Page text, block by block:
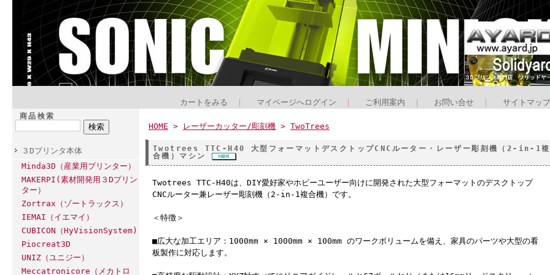
カートをみる マイページへログイン ご利用案内 お問い合せ サイトマップ
商品検索
３Dプリンタ本体
Minda3D（産業用プリンター）
MAKERPI(素材開発用３Dプリン
ター）
Zortrax（ゾートラックス）
IEMAI（イエマイ）
CUBICON（HyVisionSystem)
Piocreat3D
UNIZ（ユニジー）
Meccatronicore（メカトロ
HOME > レーザーカッター/彫刻機 > TwoTrees
Twotrees TTC-H40 大型フォーマットデスクトップCNCルーター・レーザー彫刻機（2-in-1複
合機）マシン
Twotrees TTC-H40は、DIY愛好家やホビーユーザー向けに開発された大型フォーマットのデスクトップ
CNCルーター兼レーザー彫刻機（2-in-1複合機）です。
＜特徴＞
■広大な加工エリア：1000mm × 1000mm × 100mm のワークボリュームを備え、家具のパーツや大型の看
板製作に対応します。